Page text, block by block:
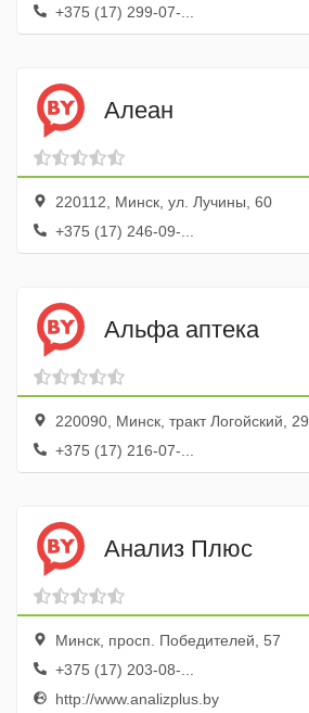
+375 (17) 299-07-...
Алеан
220112, Минск, ул. Лучины, 60
+375 (17) 246-09-...
Альфа аптека
220090, Минск, тракт Логойский, 29
+375 (17) 216-07-...
Анализ Плюс
Минск, просп. Победителей, 57
+375 (17) 203-08-...
http://www.analizplus.by